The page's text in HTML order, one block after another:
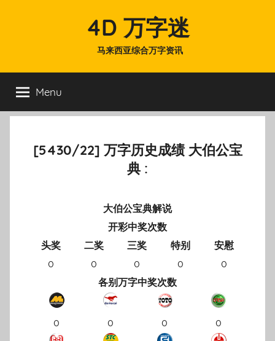
4D 万字迷
马来西亚综合万字资讯
Menu
[5430/22] 万字历史成绩 大伯公宝
典 :
大伯公宝典解说
开彩中奖次数
头奖
二奖 三奖 特别
安慰
0
0 0 0
0
各别万字中奖次数
0 0 0 0